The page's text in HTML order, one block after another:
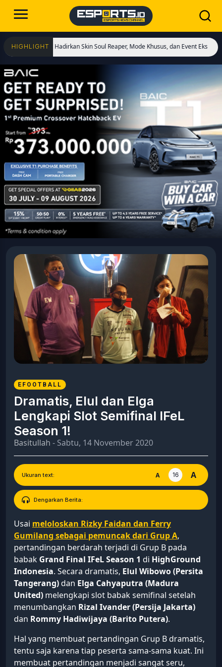
HIGHLIGHT
Dimulai! Hadirkan Skin Soul Reaper, Mode Khusus, dan Event Eksklusif!
EFOOTBALL
Dramatis, Elul dan Elga
Lengkapi Slot Semifinal IFeL
Season 1!
Basitullah - Sabtu, 14 November 2020
Ukuran text: A 16 A
Dengarkan Berita:
Usai meloloskan Rizky Faidan dan Ferry
Gumilang sebagai pemuncak dari Grup A,
pertandingan berdarah terjadi di Grup B pada
babak Grand Final IFeL Season 1 di HighGround
Indonesia. Secara dramatis, Elul Wibowo (Persita
Tangerang)dan Elga Cahyaputra (Madura
United) melengkapi slot babak semifinal setelah
menumbangkan Rizal Ivander (Persija Jakarta)
dan Rommy Hadiwijaya (Barito Putera).
Hal yang membuat pertandingan Grup B dramatis,
tentu saja karena tiap peserta sama-sama kuat. Ini
membuat pertandingan menjadi sangat seru,